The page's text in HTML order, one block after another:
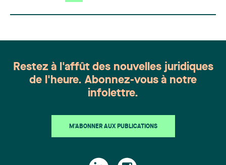
Restez à l'affût des nouvelles juridiques
de l'heure. Abonnez-vous à notre
infolettre.
M'ABONNER AUX PUBLICATIONS